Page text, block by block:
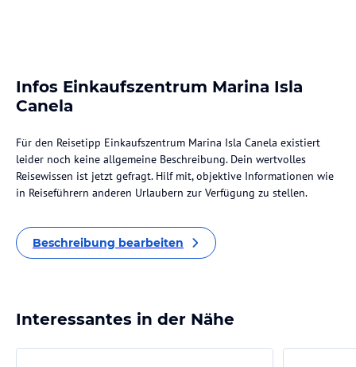
Infos Einkaufszentrum Marina Isla
Canela
Für den Reisetipp Einkaufszentrum Marina Isla Canela existiert
leider noch keine allgemeine Beschreibung. Dein wertvolles
Reisewissen ist jetzt gefragt. Hilf mit, objektive Informationen wie
in Reiseführern anderen Urlaubern zur Verfügung zu stellen.
Beschreibung bearbeiten
Interessantes in der Nähe